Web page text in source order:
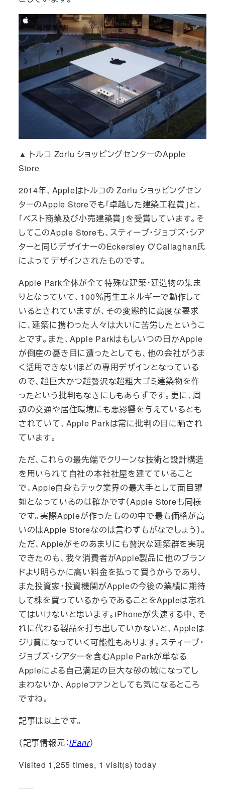
▲ トルコ Zorlu ショッピングセンターのApple
Store
2014年、AppleはトルコのZorlu ショッピングセン
ターのApple Storeでも「卓越した建築工程賞」と、
「ベスト商業及び小売建築賞」を受賞しています。そ
してこのApple Storeも、スティーブ・ジョブズ・シア
ターと同じデザイナーのEckersley O’Callaghan氏
によってデザインされたものです。
Apple Park全体が全て特殊な建築・建造物の集ま
りとなっていて、100％再生エネルギーで動作して
いるとされていますが、その変態的に高度な要求
に、建築に携わった人々は大いに苦労したというこ
とです。また、Apple Parkはもしいつの日かApple
が倒産の憂き目に遭ったとしても、他の会社がうま
く活用できないほどの専用デザインとなっている
ので、超巨大かつ超贅沢な超粗大ゴミ建築物を作
ったという批判もなきにしもあらずです。更に、周
辺の交通や居住環境にも悪影響を与えているとも
されていて、Apple Parkは常に批判の目に晒され
ています。
ただ、これらの最先端でクリーンな技術と設計構造
を用いられて自社の本社社屋を建てていること
で、Apple自身もテック業界の最大手として面目躍
如となっているのは確かです（Apple Storeも同様
です。実際Appleが作ったものの中で最も価格が高
いのはApple Storeなのは言わずもがなでしょう）。
ただ、Appleがそのあまりにも贅沢な建築群を実現
できたのも、我々消費者がApple製品に他のブラン
ドより明らかに高い料金を払って買うからであり、
また投資家・投資機関がAppleの今後の業績に期待
して株を買っているからであることをAppleは忘れ
てはいけないと思います。iPhoneが失速する中、そ
れに代わる製品を打ち出していかないと、Appleは
ジリ貧になっていく可能性もあります。スティーブ・
ジョブズ・シアターを含むApple Parkが単なる
Appleによる自己満足の巨大な砂の城になってし
まわないか、Appleファンとしても気になるところ
ですね。
記事は以上です。
（記事情報元：iFanr）
Visited 1,255 times, 1 visit(s) today